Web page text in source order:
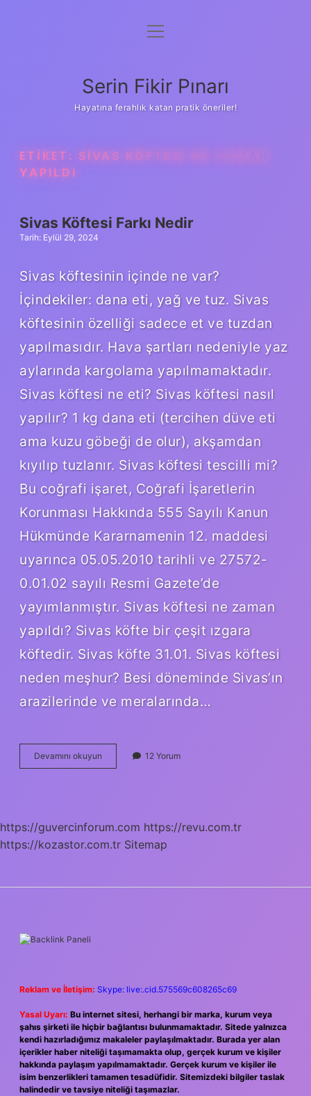
Gizlilik Politikası
Yasal Uyarı
menüyü
Serin Fikir Pınarı
Hayatına ferahlık katan pratik öneriler!
ETIKET: SIVAS KÖFTESI NE ZAMAN
YAPILDI
Sivas Köftesi Farkı Nedir
Tarih: Eylül 29, 2024
Sivas köftesinin içinde ne var?
İçindekiler: dana eti, yağ ve tuz. Sivas
köftesinin özelliği sadece et ve tuzdan
yapılmasıdır. Hava şartları nedeniyle yaz
aylarında kargolama yapılmamaktadır.
Sivas köftesi ne eti? Sivas köftesi nasıl
yapılır? 1 kg dana eti (tercihen düve eti
ama kuzu göbeği de olur), akşamdan
kıyılıp tuzlanır. Sivas köftesi tescilli mi?
Bu coğrafi işaret, Coğrafi İşaretlerin
Korunması Hakkında 555 Sayılı Kanun
Hükmünde Kararnamenin 12. maddesi
uyarınca 05.05.2010 tarihli ve 27572-
0.01.02 sayılı Resmi Gazete’de
yayımlanmıştır. Sivas köftesi ne zaman
yapıldı? Sivas köfte bir çeşit ızgara
köftedir. Sivas köfte 31.01. Sivas köftesi
neden meşhur? Besi döneminde Sivas’ın
arazilerinde ve meralarında…
Devamını okuyun
Köftesi
12 Yorum
https://guvercinforum.com https://revu.com.tr
https://kozastor.com.tr Sitemap
SIDEBAR
Reklam ve İletişim: Skype: live:.cid.575569c608265c69
Yasal Uyarı: Bu internet sitesi, herhangi bir marka, kurum veya
şahıs şirketi ile hiçbir bağlantısı bulunmamaktadır. Sitede yalnızca
kendi hazırladığımız makaleler paylaşılmaktadır. Burada yer alan
içerikler haber niteliği taşımamakta olup, gerçek kurum ve kişiler
hakkında paylaşım yapılmamaktadır. Gerçek kurum ve kişiler ile
isim benzerlikleri tamamen tesadüfidir. Sitemizdeki bilgiler taslak
halindedir ve tavsiye niteliği taşımazlar.